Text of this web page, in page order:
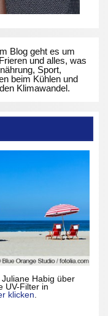
Blog geht es um
und alles, was
Sport,
beim Kühlen und
Klimawandel.
Habig über
UV-Filter in
klicken